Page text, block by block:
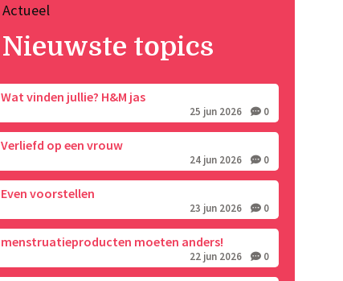
Actueel
Nieuwste topics
Wat vinden jullie? H&M jas
25 jun 2026 0
Verliefd op een vrouw
24 jun 2026 0
Even voorstellen
23 jun 2026 0
menstruatieproducten moeten anders!
22 jun 2026 0